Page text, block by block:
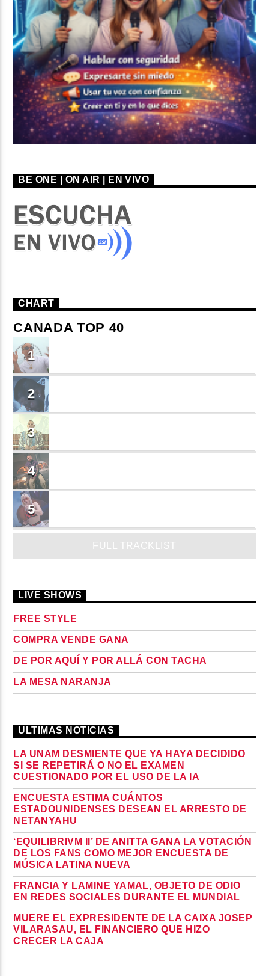
BE ONE | ON AIR | EN VIVO
CHART
CANADA TOP 40
1
2
3
4
5
FULL TRACKLIST
LIVE SHOWS
FREE STYLE
COMPRA VENDE GANA
DE POR AQUÍ Y POR ALLÁ CON TACHA
LA MESA NARANJA
ULTIMAS NOTICIAS
LA UNAM DESMIENTE QUE YA HAYA DECIDIDO
SI SE REPETIRÁ O NO EL EXAMEN
CUESTIONADO POR EL USO DE LA IA
ENCUESTA ESTIMA CUÁNTOS
ESTADOUNIDENSES DESEAN EL ARRESTO DE
NETANYAHU
‘EQUILIBRIVM II’ DE ANITTA GANA LA VOTACIÓN
DE LOS FANS COMO MEJOR ENCUESTA DE
MÚSICA LATINA NUEVA
FRANCIA Y LAMINE YAMAL, OBJETO DE ODIO
EN REDES SOCIALES DURANTE EL MUNDIAL
MUERE EL EXPRESIDENTE DE LA CAIXA JOSEP
VILARASAU, EL FINANCIERO QUE HIZO
CRECER LA CAJA